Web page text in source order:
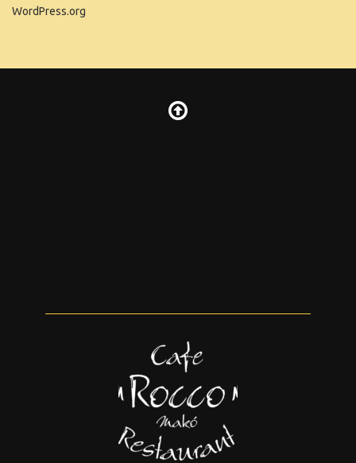
WordPress.org